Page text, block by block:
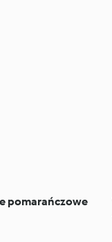
pomarańczowe